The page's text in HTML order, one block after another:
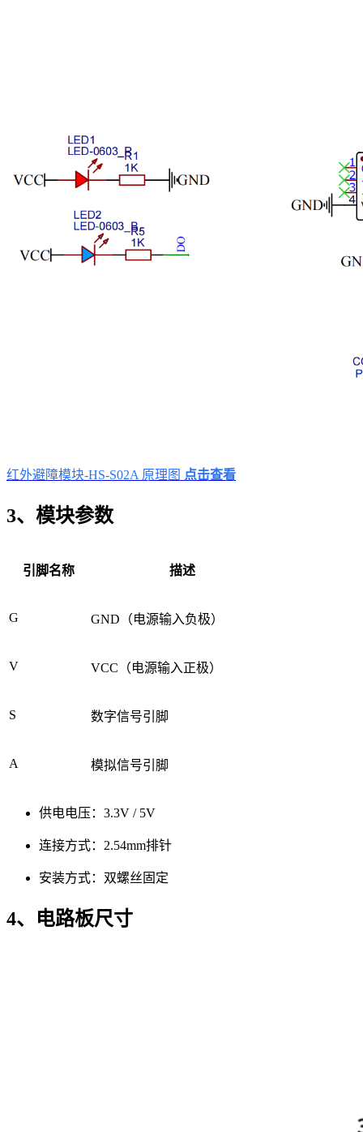
红外避障模块-HS-S02A 原理图 点击查看
3、模块参数
引脚名称 描述
G GND（电源输入负极）
V VCC（电源输入正极）
S 数字信号引脚
A 模拟信号引脚
供电电压：3.3V / 5V
连接方式：2.54mm排针
安装方式：双螺丝固定
4、电路板尺寸